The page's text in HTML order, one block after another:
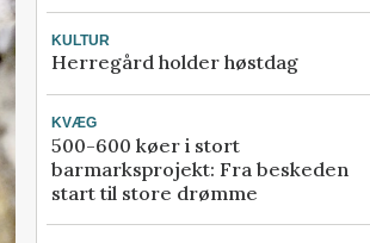
KULTUR
Herregård holder høstdag
KVÆG
500-600 køer i stort
barmarksprojekt: Fra beskeden
start til store drømme